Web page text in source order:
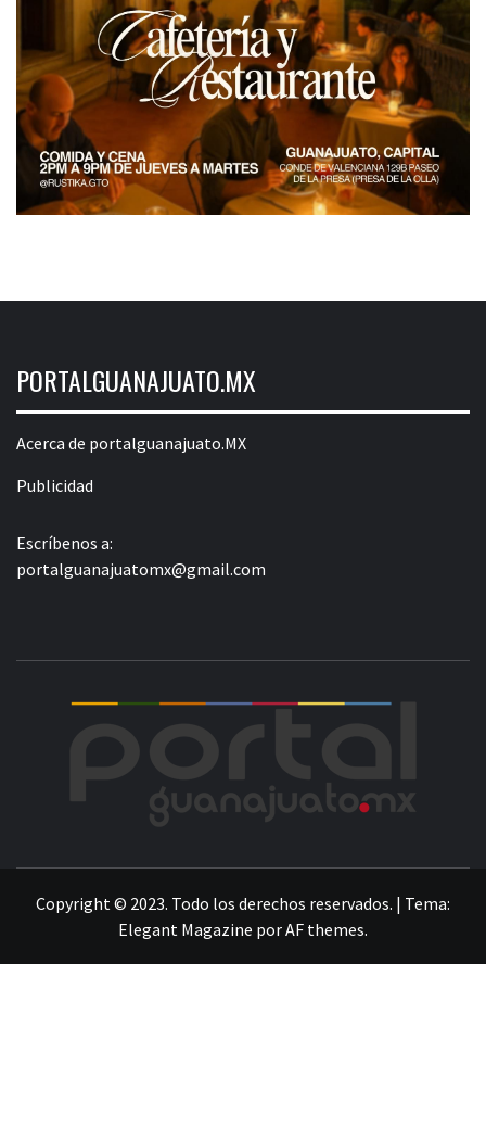
PORTALGUANAJUATO.MX
Acerca de portalguanajuato.MX
Publicidad
Escríbenos a:
portalguanajuatomx@gmail.com
Copyright © 2023. Todo los derechos reservados. | Tema:
Elegant Magazine porAF themes.